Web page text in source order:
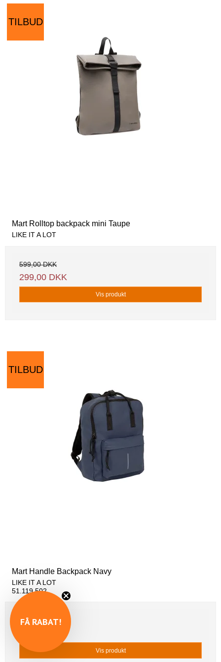
TILBUD
Mart Rolltop backpack mini Taupe
LIKE IT A LOT
599,00 DKK
299,00 DKK
Vis produkt
TILBUD
Mart Handle Backpack Navy
LIKE IT A LOT
51.119.502
599,00 DKK
Vis produkt
FÅ RABAT!